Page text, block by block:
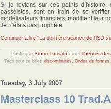
Si je reviens sur ces points d’histoire,
passéistes, sont en train de se
modélisateurs financiers, modifient leur
Je n’étais pas prophète.
Continuer à lire "La dernière séance de l'ISD
Posté par Bruno Lussato dans Théories
Tags pour ce billet: discontinuités Ondes de formes
Tuesday, 3 July 2007
Masterclass 10